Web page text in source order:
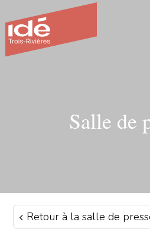
Salle de
Retour à la salle de